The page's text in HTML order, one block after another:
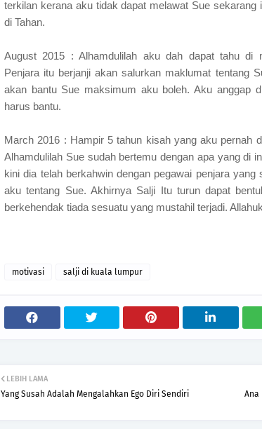
terkilan kerana aku tidak dapat melawat Sue sekarang
di Tahan.
August 2015 : Alhamdulilah aku dah dapat tahu di
Penjara itu berjanji akan salurkan maklumat tentang
akan bantu Sue maksimum aku boleh. Aku anggap
harus bantu.
March 2016 : Hampir 5 tahun kisah yang aku pernah
Alhamdulilah Sue sudah bertemu dengan apa yang di
kini dia telah berkahwin dengan pegawai penjara
aku tentang Sue. Akhirnya Salji Itu turun dapat
berkehendak tiada sesuatu yang mustahil terjadi.
motivasi salji di kuala lumpur
Ana
LEBIH LAMA
Yang Susah Adalah Mengalahkan Ego Diri Sendiri